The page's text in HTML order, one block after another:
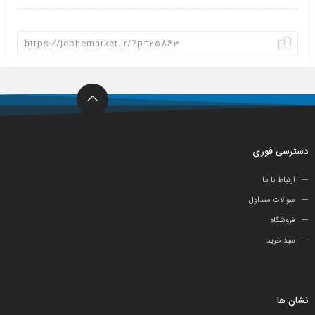
دسترسی فوری
ارتباط با ما
سوالات متداول
فروشگاه
سبد خرید
نشان ها